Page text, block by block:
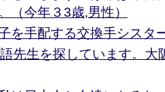
（今年３3歳,男性）
を手配する交換手シスタ
先生を探しています。大